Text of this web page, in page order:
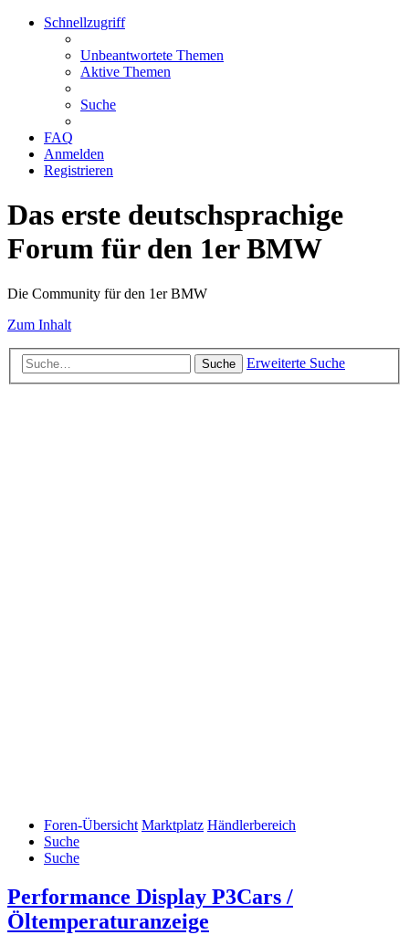
Schnellzugriff
Unbeantwortete Themen
Aktive Themen
Suche
FAQ
Anmelden
Registrieren
Das erste deutschsprachige
Forum für den 1er BMW
Die Community für den 1er BMW
Zum Inhalt
Suche Erweiterte Suche
Foren-Übersicht Marktplatz Händlerbereich
Suche
Suche
Performance Display P3Cars /
Öltemperaturanzeige